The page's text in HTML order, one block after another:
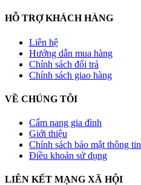
HỖ TRỢ KHÁCH HÀNG
Liên hệ
Hướng dẫn mua hàng
Chính sách đổi trả
Chính sách giao hàng
VỀ CHÚNG TÔI
Cẩm nang gia đình
Giới thiệu
Chính sách bảo mật thông tin
Điều khoản sử dụng
LIÊN KẾT MẠNG XÃ HỘI